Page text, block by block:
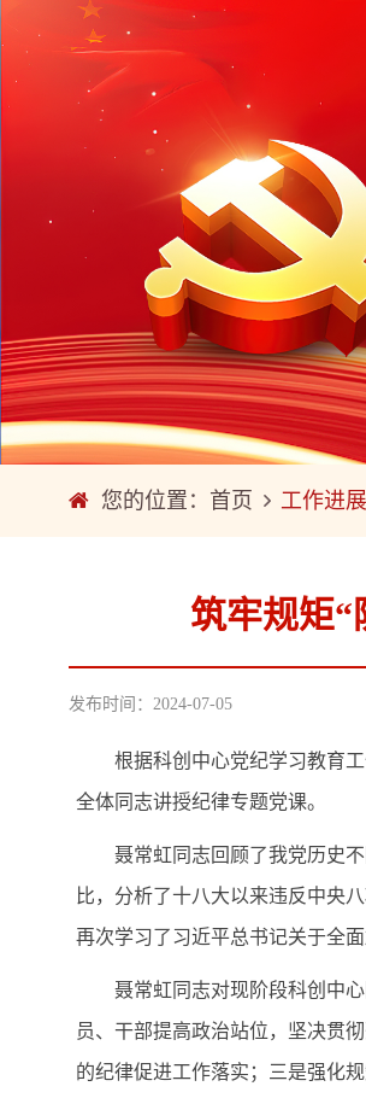
您的位置： 首页 工作进展
筑牢规矩
发布时间：2024-07-05
根据科创中心党纪学习教育工
全体同志讲授纪律专题党课。
聂常虹同志回顾了我党历史不
比，分析了十八大以来违反中央
再次学习了习近平总书记关于全
聂常虹同志对现阶段科创中心
员、干部提高政治站位，坚决贯
的纪律促进工作落实；三是强化